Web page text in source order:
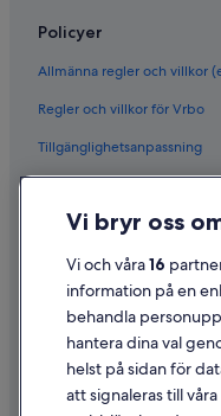
Policyer
Allmänna regler och villkor
Regler och villkor för Vrbo
Tillgänglighetsanpassning
Cookies
Användarvillkor
Juridisk information/
Riktlinjer för innehåll och
Hjälp
Vi bryr oss
Vi och våra16
information på en
behandla
hantera dina val
helst på sidan för
att signaleras till